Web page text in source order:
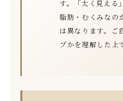
す。「太く見える
脂肪・むくみなの
は異なります。ご
プかを理解した上